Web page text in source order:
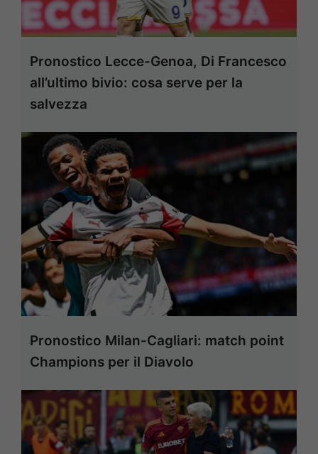
Pronostico Lecce-Genoa, Di Francesco
all’ultimo bivio: cosa serve per la
salvezza
Pronostico Milan-Cagliari: match point
Champions per il Diavolo